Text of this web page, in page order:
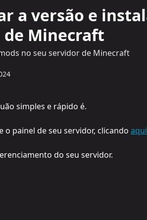
a versão e
Minecraft
no seu servidor de Minecraft
simples e rápido é.
o painel de seu servidor, clicando aqui
do seu servidor.